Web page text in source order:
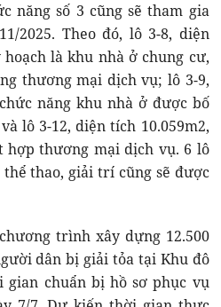
năng số 3 cũng sẽ tham gia
2025. Theo đó, lô 3-8, diện
là khu nhà ở chung cư,
thương mại dịch vụ; lô 3-9,
năng khu nhà ở được bố
lô 3-12, diện tích 10.059m2,
hợp thương mại dịch vụ. 6 lô
thao, giải trí cũng sẽ được
trình xây dựng 12.500
dân bị giải tỏa tại Khu đô
chuẩn bị hồ sơ phục vụ